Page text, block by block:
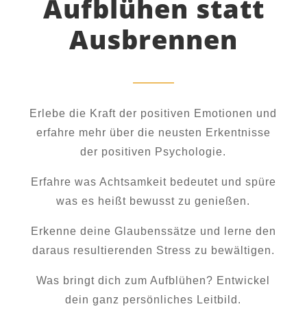
Aufblühen statt
Ausbrennen
Erlebe die Kraft der positiven Emotionen und
erfahre mehr über die neusten Erkentnisse
der positiven Psychologie.
Erfahre was Achtsamkeit bedeutet und spüre
was es heißt bewusst zu genießen.
Erkenne deine Glaubenssätze und lerne den
daraus resultierenden Stress zu bewältigen.
Was bringt dich zum Aufblühen? Entwickel
dein ganz persönliches Leitbild.